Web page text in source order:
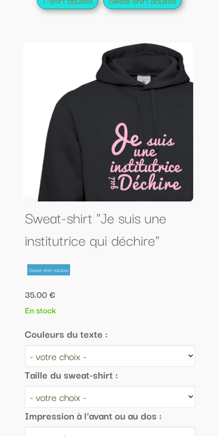
Sweat-shirt "Je suis une
institutrice qui déchire"
Sweat-shirt adultes
35.00 €
En stock
Couleurs du texte :
Taille du sweat-shirt :
Impression à l'avant ou au dos :